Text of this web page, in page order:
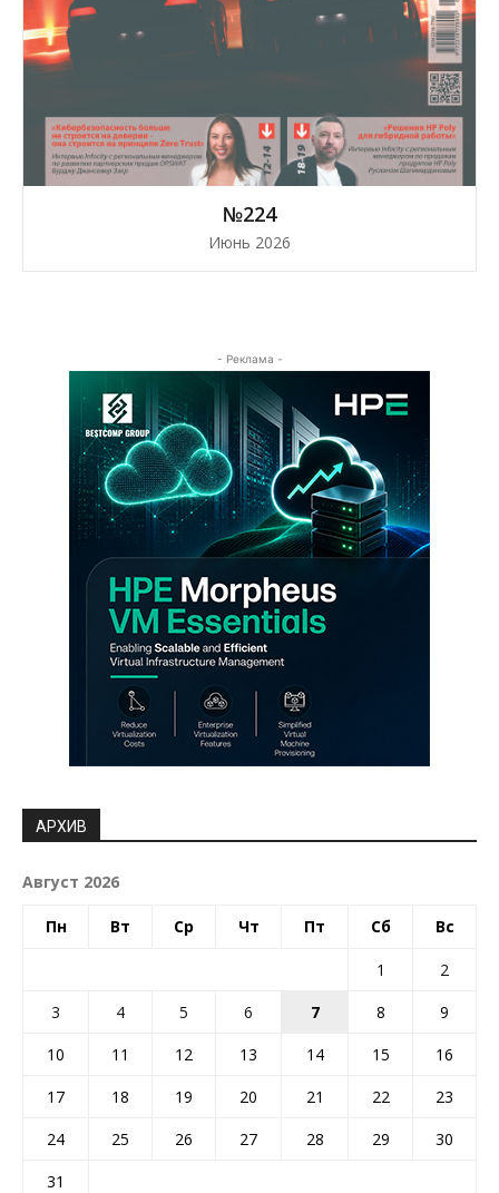
№224
Июнь 2026
- Реклама -
АРХИВ
Август 2026
Пн Вт Ср Чт Пт Сб Вс
1
2
3
4 5 6 7 8
9
10
11 12 13 14 15
16
17
18 19 20 21 22
23
24
25 26 27 28 29
30
31